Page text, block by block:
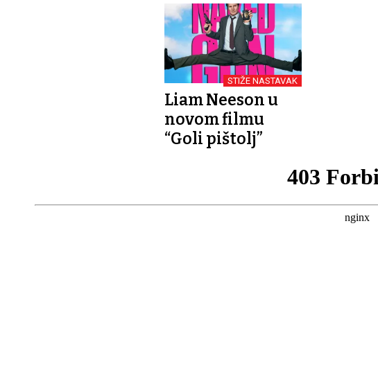
STIŽE NASTAVAK
Liam Neeson u
novom filmu
“Goli pištolj”